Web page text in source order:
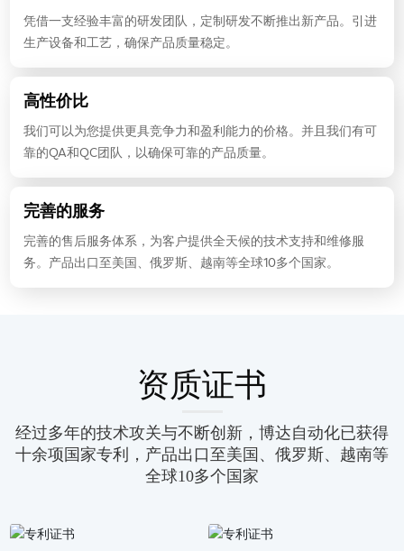
凭借一支经验丰富的研发团队，定制研发不断推出新产品。引进
生产设备和工艺，确保产品质量稳定。
高性价比
我们可以为您提供更具竞争力和盈利能力的价格。并且我们有可
靠的QA和QC团队，以确保可靠的产品质量。
完善的服务
完善的售后服务体系，为客户提供全天候的技术支持和维修服
务。产品出口至美国、俄罗斯、越南等全球10多个国家。
资质证书
经过多年的技术攻关与不断创新，博达自动化已获得
十余项国家专利，产品出口至美国、俄罗斯、越南等
全球10多个国家